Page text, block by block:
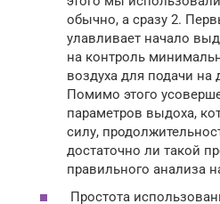
обычно, а сразу 2.
улавливает начало
на контроль
воздуха для подачи на
Помимо этого
параметров выдоха,
силу,
достаточно ли такой
правильного анализа
Простота